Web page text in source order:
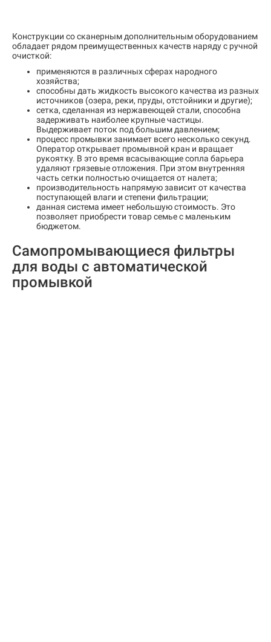
Конструкции со сканерным дополнительным оборудованием
обладает рядом преимущественных качеств наряду с ручной
очисткой:
применяются в различных сферах народного
хозяйства;
способны дать жидкость высокого качества из разных
источников (озера, реки, пруды, отстойники и другие);
сетка, сделанная из нержавеющей стали, способна
задерживать наиболее крупные частицы.
Выдерживает поток под большим давлением;
процесс промывки занимает всего несколько секунд.
Оператор открывает промывной кран и вращает
рукоятку. В это время всасывающие сопла барьера
удаляют грязевые отложения. При этом внутренняя
часть сетки полностью очищается от налета;
производительность напрямую зависит от качества
поступающей влаги и степени фильтрации;
данная система имеет небольшую стоимость. Это
позволяет приобрести товар семье с маленьким
бюджетом.
Самопромывающиеся фильтры
для воды с автоматической
промывкой